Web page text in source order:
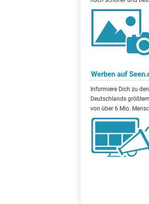
Werben auf
Informiere Dich zu
Deutschlands
von über 6 Mio.